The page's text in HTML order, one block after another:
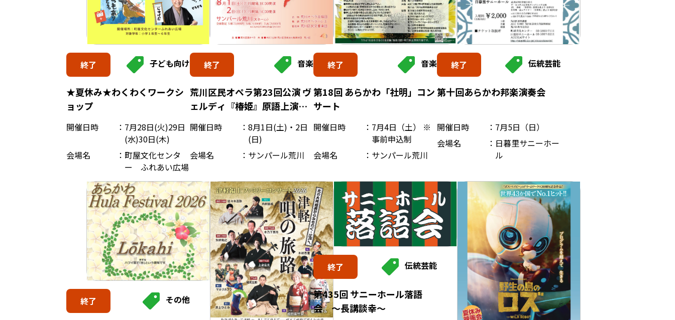
終了 子ども向け
★夏休み★わくわくワークシ
ョップ
開催日時
7月28日(火)29日
(水)30日(木)
会場名
町屋文化センタ
ー ふれあい広場
終了 音楽
荒川区民オペラ第23回公演 ヴ
ェルディ『椿姫』原語上演、
開催日時
8月1日(土)・2日
(日)
会場名
サンパール荒川
終了 音楽
第18回 あらかわ「社明」コン
サート
開催日時
7月4日（土） ※
事前申込制
会場名
サンパール荒川
終了 伝統芸能
第十回あらかわ邦楽演奏会
開催日時
7月5日（日）
会場名
日暮里サニーホー
ル
終了 その他
終了 伝統芸能
第435回 サニーホール落語
会 ～長講談幸～